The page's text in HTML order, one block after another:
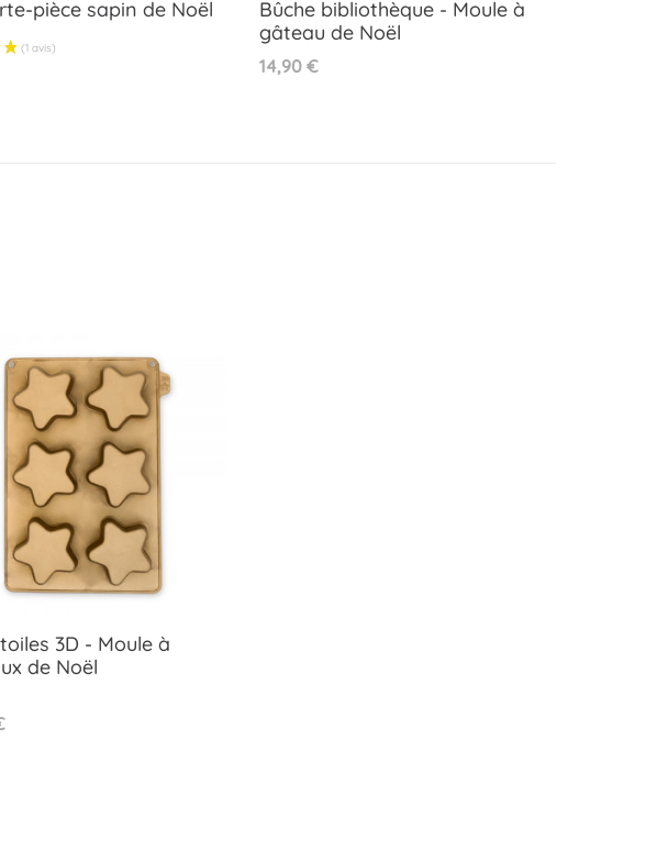
Aperçu rapide
pièce sapin de Noël
Bûche bibliothèque - Moule à
gâteau de Noël
Prix
14,90 €
3D - Moule à
de Noël